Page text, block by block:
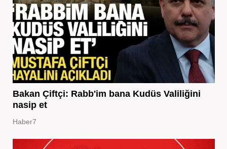
Bakan Çiftçi: Rabb'im bana Kudüs Valiliğini
nasip et
Haber7